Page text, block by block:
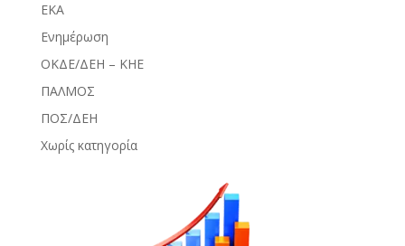
ΕΚΑ
Ενημέρωση
ΟΚΔΕ/ΔΕΗ – ΚΗΕ
ΠΑΛΜΟΣ
ΠΟΣ/ΔΕΗ
Χωρίς κατηγορία